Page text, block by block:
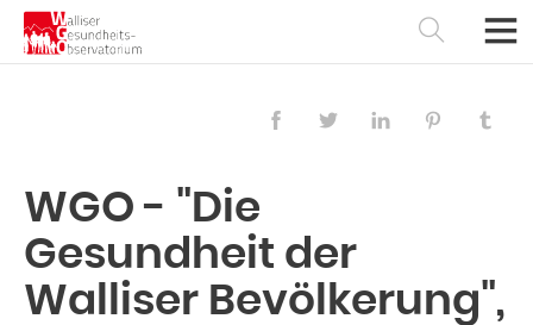
WGO - "Die
Gesundheit der
Walliser Bevölkerung",